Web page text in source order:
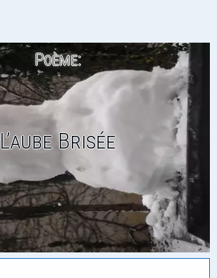
Poème:
L’aube Brisée